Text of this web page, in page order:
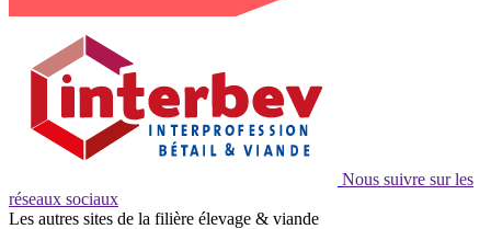
Nous suivre sur les
réseaux sociaux
Les autres sites de la filière élevage & viande